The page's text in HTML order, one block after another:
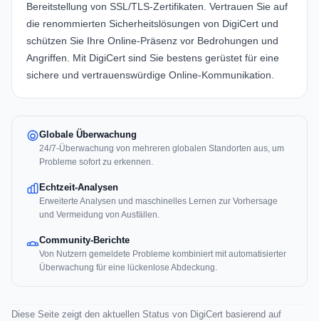
Bereitstellung von SSL/TLS-Zertifikaten. Vertrauen Sie auf
die renommierten Sicherheitslösungen von DigiCert und
schützen Sie Ihre Online-Präsenz vor Bedrohungen und
Angriffen. Mit DigiCert sind Sie bestens gerüstet für eine
sichere und vertrauenswürdige Online-Kommunikation.
Globale Überwachung
24/7-Überwachung von mehreren globalen Standorten aus, um
Probleme sofort zu erkennen.
Echtzeit-Analysen
Erweiterte Analysen und maschinelles Lernen zur Vorhersage
und Vermeidung von Ausfällen.
Community-Berichte
Von Nutzern gemeldete Probleme kombiniert mit automatisierter
Überwachung für eine lückenlose Abdeckung.
Diese Seite zeigt den aktuellen Status von DigiCert basierend auf